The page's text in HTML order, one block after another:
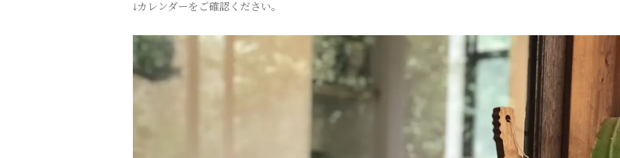
↓カレンダーをご確認ください。